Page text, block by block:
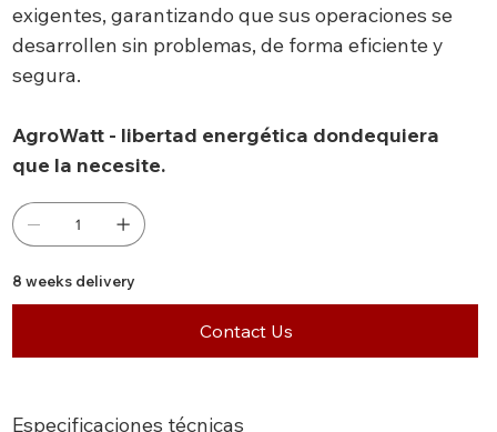
exigentes, garantizando que sus operaciones se
desarrollen sin problemas, de forma eficiente y
segura.
AgroWatt - libertad energética dondequiera
que la necesite.
8 weeks delivery
Contact Us
Especificaciones técnicas